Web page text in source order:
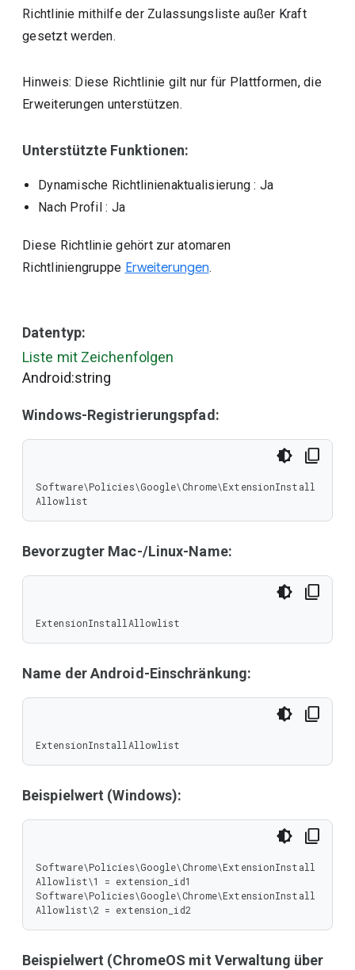
Richtlinie mithilfe der Zulassungsliste außer Kraft
gesetzt werden.
Hinweis: Diese Richtlinie gilt nur für Plattformen, die
Erweiterungen unterstützen.
Unterstützte Funktionen:
Dynamische Richtlinienaktualisierung : Ja
Nach Profil : Ja
Diese Richtlinie gehört zur atomaren
Richtliniengruppe Erweiterungen.
Datentyp:
Liste mit Zeichenfolgen
Android:string
Windows-Registrierungspfad:
Software\Policies\Google\Chrome\ExtensionInstall
Allowlist
Bevorzugter Mac-/Linux-Name:
ExtensionInstallAllowlist
Name der Android-Einschränkung:
ExtensionInstallAllowlist
Beispielwert (Windows):
Software\Policies\Google\Chrome\ExtensionInstall
Allowlist\1 = extension_id1
Software\Policies\Google\Chrome\ExtensionInstall
Allowlist\2 = extension_id2
Beispielwert (ChromeOS mit Verwaltung über